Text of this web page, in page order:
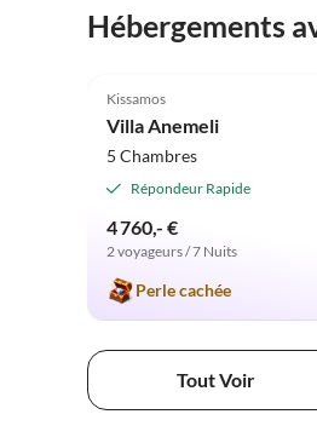
Hébergements
Kissamos
Villa Anemeli
5 Chambres
Répondeur Rapide
4 760,- €
2 voyageurs / 7 Nuits
Perle cachée
Tout Voir